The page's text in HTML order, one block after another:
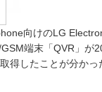
向けのLG
端末「QVR」が
得したことが分かっ